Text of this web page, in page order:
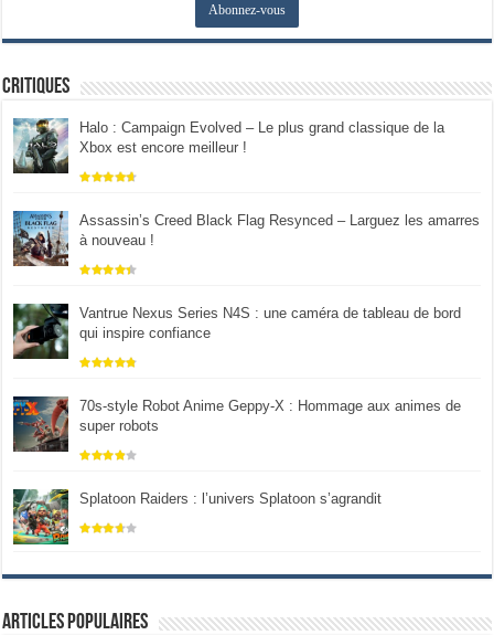
Critiques
Halo : Campaign Evolved – Le plus grand classique de la
Xbox est encore meilleur !
Assassin’s Creed Black Flag Resynced – Larguez les amarres
à nouveau !
Vantrue Nexus Series N4S : une caméra de tableau de bord
qui inspire confiance
70s-style Robot Anime Geppy-X : Hommage aux animes de
super robots
Splatoon Raiders : l’univers Splatoon s’agrandit
Articles populaires